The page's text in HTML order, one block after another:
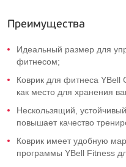
Преимущества
Идеальный размер для
фитнесом;
Коврик для фитнеса YBell
как место для хранения
Нескользящий,
повышает качество
Коврик имеет удобную
программы YBell Fitness